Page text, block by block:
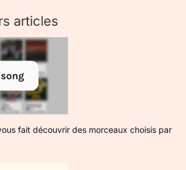
articles
fait découvrir des morceaux choisis par